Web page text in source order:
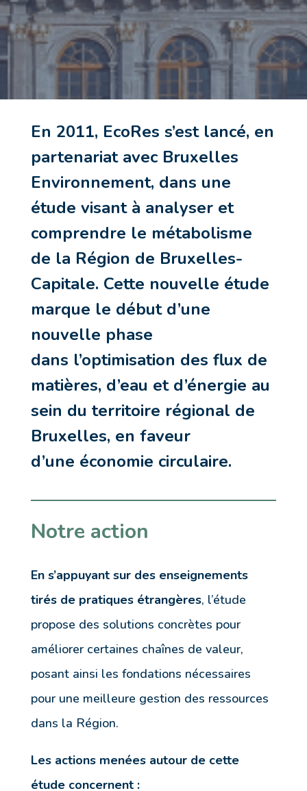
En 2011, EcoRes s’est lancé, en
partenariat avec Bruxelles
Environnement, dans une
étude visant à analyser et
comprendre le métabolisme
de la Région de Bruxelles-
Capitale. Cette nouvelle étude
marque le début d’une
nouvelle phase
dans l’optimisation des flux de
matières, d’eau et d’énergie au
sein du territoire régional de
Bruxelles, en faveur
d’une économie circulaire.
Notre action
En s’appuyant sur des enseignements
tirés de pratiques étrangères, l’étude
propose des solutions concrètes pour
améliorer certaines chaînes de valeur,
posant ainsi les fondations nécessaires
pour une meilleure gestion des ressources
dans la Région.
Les actions menées autour de cette
étude concernent :